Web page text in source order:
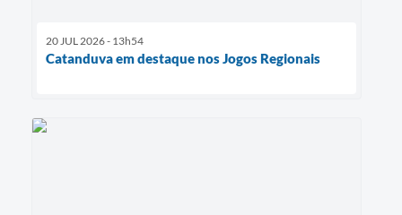
20 JUL 2026 - 13h54
Catanduva em destaque nos Jogos Regionais